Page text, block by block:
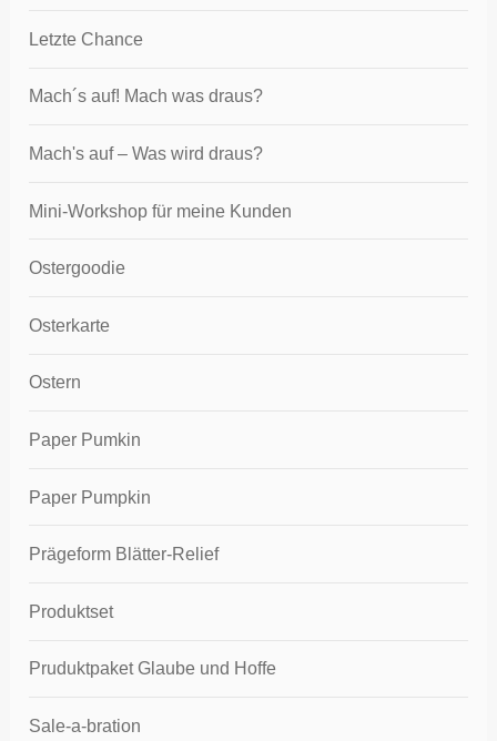
Letzte Chance
Mach´s auf! Mach was draus?
Mach's auf – Was wird draus?
Mini-Workshop für meine Kunden
Ostergoodie
Osterkarte
Ostern
Paper Pumkin
Paper Pumpkin
Prägeform Blätter-Relief
Produktset
Pruduktpaket Glaube und Hoffe
Sale-a-bration